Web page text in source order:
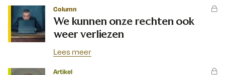
Column
We kunnen onze rechten ook
weer verliezen
Lees meer
Artikel